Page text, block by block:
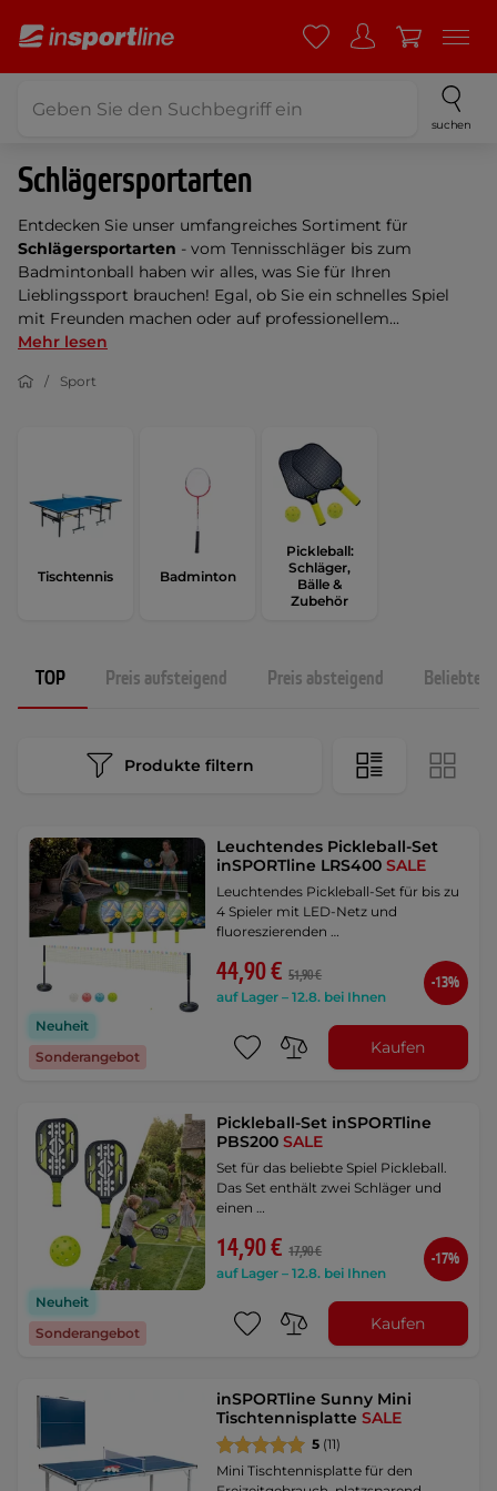
suchen
Schlägersportarten
Entdecken Sie unser umfangreiches Sortiment für
Schlägersportarten - vom Tennisschläger bis zum
Badmintonball haben wir alles, was Sie für Ihren
Lieblingssport brauchen! Egal, ob Sie ein schnelles Spiel
mit Freunden machen oder auf professionellem...
Mehr lesen
Sport
Tischtennis Badminton
Pickleball:
Schläger,
Bälle &
Zubehör
TOP Preis aufsteigend Preis absteigend
Produkte filtern
Neuheit
Sonderangebot
Leuchtendes Pickleball-Set
inSPORTline LRS400SALE
Leuchtendes Pickleball-Set für bis zu
4 Spieler mit LED-Netz und
fluoreszierenden …
44,90 € 51,90 €
auf Lager – 12.8. bei Ihnen
-13%
Kaufen
Neuheit
Sonderangebot
Pickleball-Set inSPORTline
PBS200SALE
Set für das beliebte Spiel Pickleball.
Das Set enthält zwei Schläger und
einen …
14,90 € 17,90 €
auf Lager – 12.8. bei Ihnen
-17%
Kaufen
inSPORTline Sunny Mini
TischtennisplatteSALE
5 (11)
Mini Tischtennisplatte für den